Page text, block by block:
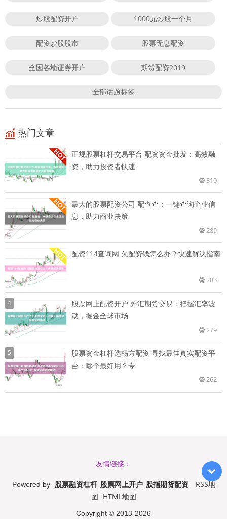
炒股配资开户 1000元炒股一个月
配资炒股股市 股票无息配资
全国各地证券开户 期货配资2019
全部话题标签
热门文章
正规股票杠杆交易平台 配资资金批发：高效融
资，助力投资者快速
310
最大的股票配资公司 配查查：一键查询企业信
息，助力商业决策
289
配资114查询网 欠配资钱怎么办？快速解决指南
283
4
股票网上配资开户 外汇期货交易：把握汇率波
动，掘金全球市场
279
5
股票资金杠杆选杨方配资 寻找最佳真实配资平
台：哪个最好用？专
262
友情链接：
Powered by 股票融资杠杆_股票网上开户_股指期货配资
RSS地
图 HTML地图
Copyright © 2013-2026